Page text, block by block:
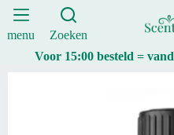
Ga
naar
demenu
Zoeken
Voor 15:00 besteld =
10ml